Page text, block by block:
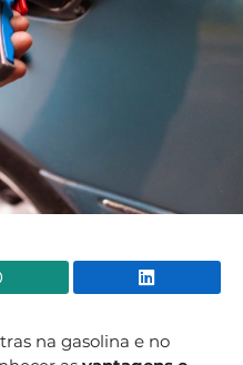
WhatsApp
na gasolina e no